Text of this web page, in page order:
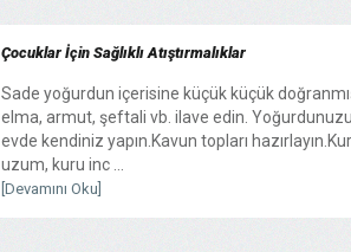
Çocuklar İçin Sağlıklı Atıştırmalıklar
Sade yoğurdun içerisine küçük küçük
elma, armut, şeftali vb. ilave edin. Yoğurdunuzu
evde kendiniz yapın.Kavun topları
uzum, kuru inc ...
[Devamını Oku]